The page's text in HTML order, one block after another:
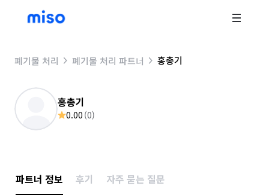
폐기물 처리 폐기물 처리 파트너 홍총기
홍총기
0.00 (0)
파트너 정보 후기 자주 묻는 질문